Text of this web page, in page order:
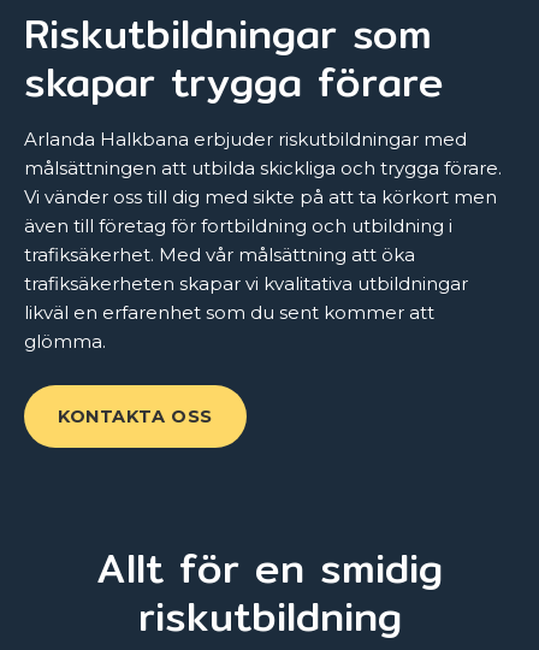
Riskutbildningar som
skapar trygga förare
Arlanda Halkbana erbjuder riskutbildningar med
målsättningen att utbilda skickliga och trygga förare.
Vi vänder oss till dig med sikte på att ta körkort men
även till företag för fortbildning och utbildning i
trafiksäkerhet. Med vår målsättning att öka
trafiksäkerheten skapar vi kvalitativa utbildningar
likväl en erfarenhet som du sent kommer att
glömma.
KONTAKTA OSS
Allt för en smidig
riskutbildning